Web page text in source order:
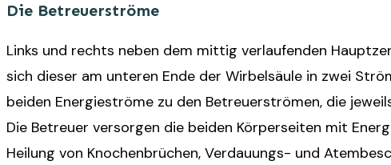
Die Betreuerströme
Links und rechts neben dem mittig verlaufenden
sich dieser am unteren Ende der Wirbelsäule in zwei
beiden Energieströme zu den Betreuerströmen, die
Die Betreuer versorgen die beiden Körperseiten mit
Heilung von Knochenbrüchen, Verdauungs- und